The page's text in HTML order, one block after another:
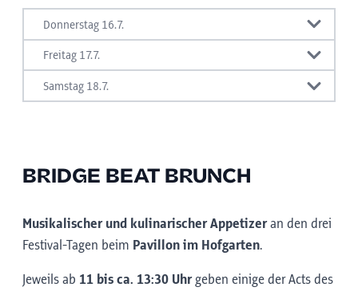
Donnerstag 16.7.
"Newcomer meets Legend"
18:00-19:15– Jack & Ace
Freitag 17.7.
"Vom Pustertal über’s Tiroler Oberland ins
Weinviertel"
Samstag 18.7.
BRIDGE BEAT BRUNCH
Musikalischer und kulinarischer Appetizeran den drei
Festival-Tagen beim Pavillon im Hofgarten.
Jeweils ab 11 bis ca. 13:30 Uhrgeben einige der Acts des